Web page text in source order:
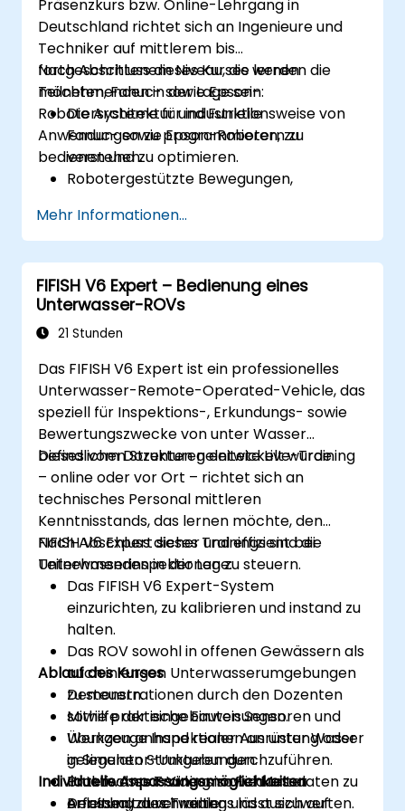
Präsenzkurs bzw. Online-Lehrgang in
Deutschland richtet sich an Ingenieure und
Techniker auf mittlerem bis
fortgeschrittenem Niveau, die lernen
möchten, Fanuc- sowie Epson-
Robotersysteme für industrielle
Anwendungen zu programmieren, zu
bedienen und zu optimieren.
Nach Abschluss dieses Kurses werden die
Teilnehmenden in der Lage sein:
Die Architektur und Funktionsweise von
Fanuc- sowie Epson-Robotern zu
verstehen.
Robotergestützte Bewegungen,
programmieren.
Sicherheitsvorschriften umzusetzen und
Fehler erfolgreich zu beheben.
Die Arbeitsabläufe der Roboter so zu
optimieren, dass deren Effizienz
gesteigert wird.
Mehr Informationen...
FIFISH V6 Expert – Bedienung eines
Unterwasser-ROVs
21 Stunden
Das FIFISH V6 Expert ist ein professionelles
Unterwasser-Remote-Operated-Vehicle, das
speziell für Inspektions-, Erkundungs- sowie
Bewertungszwecke von unter Wasser
befindlichen Strukturen entwickelt wurde.
Dieses vom Dozenten geleitete Live-Training
– online oder vor Ort – richtet sich an
technisches Personal mittleren
Kenntnisstands, das lernen möchte, den
FIFISH V6 Expert sicher und effizient bei
Unterwasserinspektionen zu steuern.
Nach Abschluss dieses Trainings sind die
Teilnehmenden in der Lage:
Das FIFISH V6 Expert-System
einzurichten, zu kalibrieren und instand zu
halten.
Das ROV sowohl in offenen Gewässern als
auch in engen Unterwasserumgebungen
zu steuern.
Mithilfe der eingebauten Sensoren und
Werkzeuge Inspektionen an unter Wasser
gelegenen Strukturen durchzuführen.
Unterwasser-Videos sowie Messdaten zu
erfassen, zu verwalten und auszuwerten.
Ablauf des Kurses
Demonstrationen durch den Dozenten
sowie praktische Einweisungen.
Übungen anhand realer Ausrüstung oder
in Simulator-Umgebungen.
Praktisches Training im Feld unter
Anleitung durch reale
Individuelle Anpassungsmöglichkeiten
Der Inhalt des Trainings lässt sich auf